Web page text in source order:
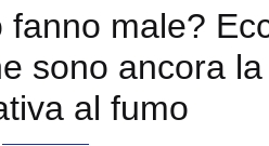
male?
sono ancora
al fumo